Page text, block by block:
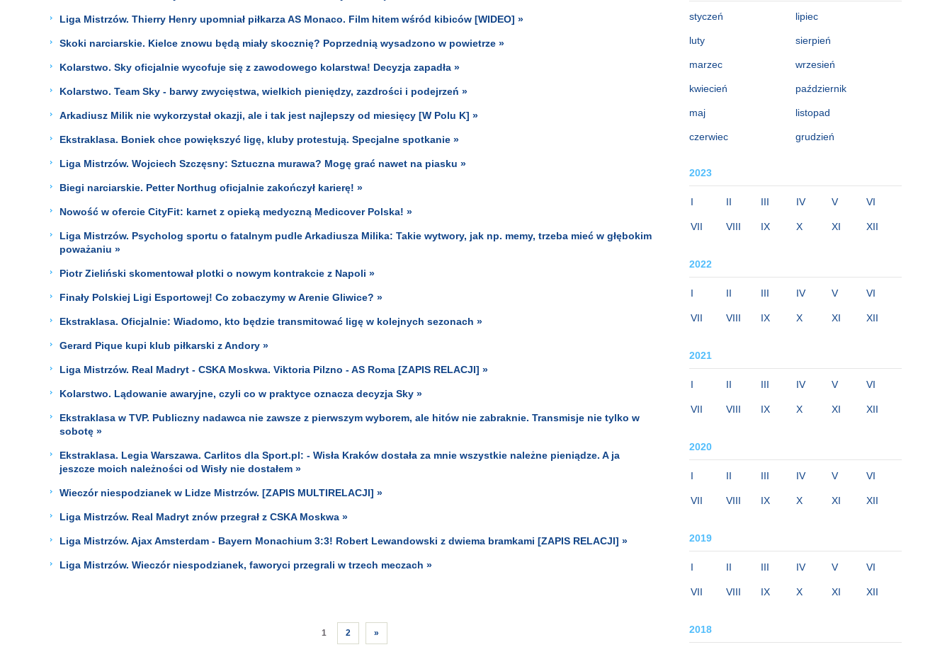
styczeń
luty
marzec
kwiecień
maj
czerwiec
lipiec
sierpień
wrzesień
październik
listopad
grudzień
2023
I II III IV V VI
VII VIII IX X XI XII
2022
I II III IV V VI
VII VIII IX X XI XII
2021
I II III IV V VI
VII VIII IX X XI XII
2020
I II III IV V VI
VII VIII IX X XI XII
2019
I II III IV V VI
VII VIII IX X XI XII
2018
Liga Mistrzów. Thierry Henry upomniał piłkarza AS Monaco. Film hitem wśród kibiców [WIDEO] »
Skoki narciarskie. Kielce znowu będą miały skocznię? Poprzednią wysadzono w powietrze »
Kolarstwo. Sky oficjalnie wycofuje się z zawodowego kolarstwa! Decyzja zapadła »
Kolarstwo. Team Sky - barwy zwycięstwa, wielkich pieniędzy, zazdrości i podejrzeń »
Arkadiusz Milik nie wykorzystał okazji, ale i tak jest najlepszy od miesięcy [W Polu K] »
Ekstraklasa. Boniek chce powiększyć ligę, kluby protestują. Specjalne spotkanie »
Liga Mistrzów. Wojciech Szczęsny: Sztuczna murawa? Mogę grać nawet na piasku »
Biegi narciarskie. Petter Northug oficjalnie zakończył karierę! »
Nowość w ofercie CityFit: karnet z opieką medyczną Medicover Polska! »
Liga Mistrzów. Psycholog sportu o fatalnym pudle Arkadiusza Milika: Takie wytwory, jak np. memy, trzeba mieć w głębokim
poważaniu »
Piotr Zieliński skomentował plotki o nowym kontrakcie z Napoli »
Finały Polskiej Ligi Esportowej! Co zobaczymy w Arenie Gliwice? »
Ekstraklasa. Oficjalnie: Wiadomo, kto będzie transmitować ligę w kolejnych sezonach »
Gerard Pique kupi klub piłkarski z Andory »
Liga Mistrzów. Real Madryt - CSKA Moskwa. Viktoria Pilzno - AS Roma [ZAPIS RELACJI] »
Kolarstwo. Lądowanie awaryjne, czyli co w praktyce oznacza decyzja Sky »
Ekstraklasa w TVP. Publiczny nadawca nie zawsze z pierwszym wyborem, ale hitów nie zabraknie. Transmisje nie tylko w
sobotę »
Ekstraklasa. Legia Warszawa. Carlitos dla Sport.pl: - Wisła Kraków dostała za mnie wszystkie należne pieniądze. A ja
jeszcze moich należności od Wisły nie dostałem »
Wieczór niespodzianek w Lidze Mistrzów. [ZAPIS MULTIRELACJI] »
Liga Mistrzów. Real Madryt znów przegrał z CSKA Moskwa »
Liga Mistrzów. Ajax Amsterdam - Bayern Monachium 3:3! Robert Lewandowski z dwiema bramkami [ZAPIS RELACJI] »
Liga Mistrzów. Wieczór niespodzianek, faworyci przegrali w trzech meczach »
1 2 »